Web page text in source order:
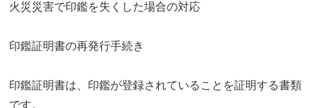
火災災害で印鑑を失くした場合の対応
印鑑証明書の再発行手続き
印鑑証明書は、印鑑が登録されていることを証明する書類
です。